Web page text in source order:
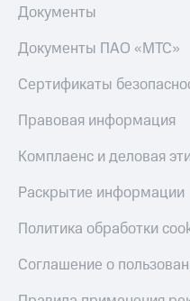
Документы
Документы ПАО «МТС»
Сертификаты
Правовая информация
Комплаенс и деловая
Раскрытие информации
Политика обработки
Соглашение о